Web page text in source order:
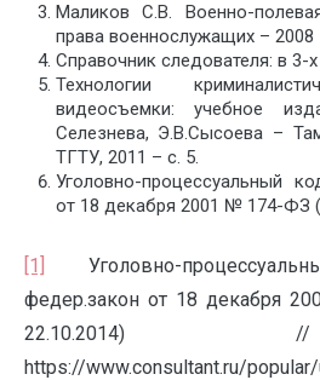
Маликов С.В. Военно-
права военнослужащих – 2008
Справочник следователя: в 3-
Технологии
видеосъемки: учебное
Селезнева, Э.В.Сысоева –
ТГТУ, 2011 – с. 5.
Уголовно-процессуальный
от 18 декабря 2001 № 174-ФЗ
[1]
Уголовно-
федер.закон от 18 декабря
https://www.consultant.ru/